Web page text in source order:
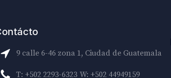
9 calle 6-46 zona 1, Ciudad de Guatemala
T: +502 2293-6323 W: +502 44949159